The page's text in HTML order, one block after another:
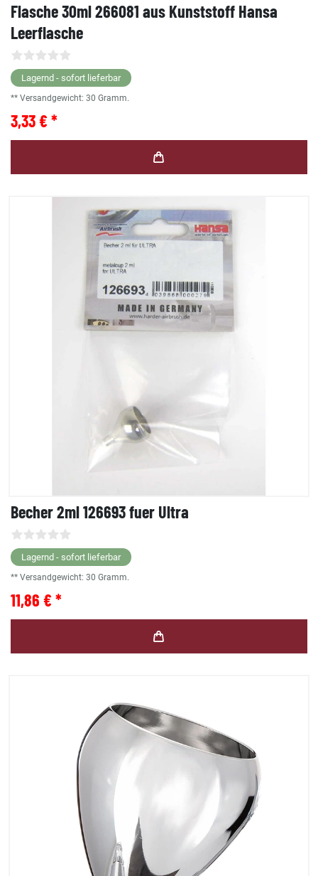
Flasche 30ml 266081 aus Kunststoff Hansa
Leerflasche
Lagernd - sofort lieferbar
** Versandgewicht: 30 Gramm.
3,33 € *
Becher 2ml 126693 fuer Ultra
Lagernd - sofort lieferbar
** Versandgewicht: 30 Gramm.
11,86 € *